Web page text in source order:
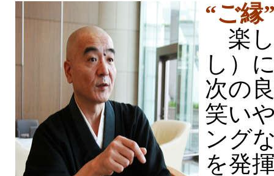
“ご縁
楽し
し）
次の
笑い
ング
を発